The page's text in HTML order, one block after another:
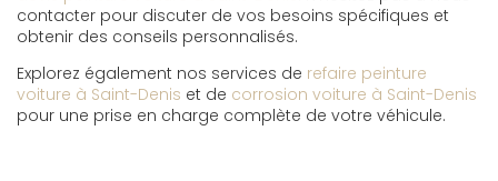
contacter pour discuter de vos besoins spécifiques et
obtenir des conseils personnalisés.
Explorez également nos services de refaire peinture
voiture à Saint-Denis et de corrosion voiture à Saint-Denis
pour une prise en charge complète de votre véhicule.